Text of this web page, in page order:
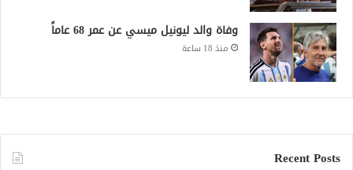
وفاة والد ليونيل ميسي عن عمر 68 عاماً
منذ 18 ساعة
Recent Posts